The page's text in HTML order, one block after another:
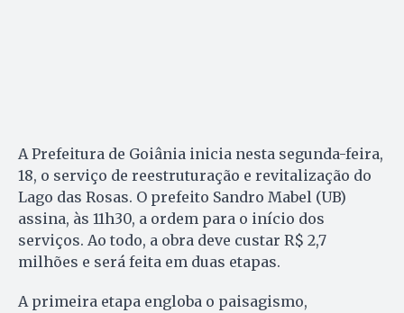
A Prefeitura de Goiânia inicia nesta segunda-feira,
18, o serviço de reestruturação e revitalização do
Lago das Rosas. O prefeito Sandro Mabel (UB)
assina, às 11h30, a ordem para o início dos
serviços. Ao todo, a obra deve custar R$ 2,7
milhões e será feita em duas etapas.
A primeira etapa engloba o paisagismo,